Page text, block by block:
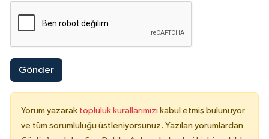
Gönder
Yorum yazarak topluluk kurallarımızı kabul etmiş bulunuyor
ve tüm sorumluluğu üstleniyorsunuz. Yazılan yorumlardan